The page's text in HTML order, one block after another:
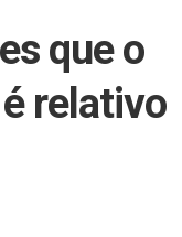
que o
relativo